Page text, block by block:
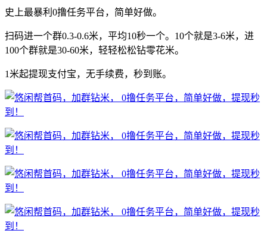
史上最暴利0撸任务平台，简单好做。
扫码进一个群0.3-0.6米，平均10秒一个。10个就是3-6米，进
100个群就是30-60米，轻轻松松钻零花米。
1米起提现支付宝，无手续费，秒到账。